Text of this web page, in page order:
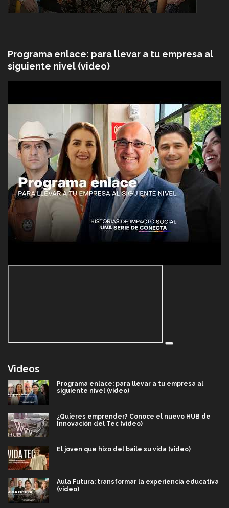
Programa enlace: para llevar a tu empresa al
siguiente nivel (video)
Videos
Programa enlace: para llevar a tu empresa al
siguiente nivel (video)
¿Quieres emprender? Conoce el nuevo HUB de
Innovación del Tec (video)
El joven que hizo del baile su vida (video)
Aula Futura: transformar la experiencia educativa
(video)